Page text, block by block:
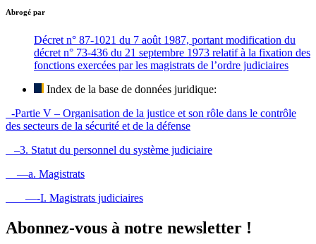
Abrogé par
Décret n° 87-1021 du 7 août 1987, portant modification du
décret n° 73-436 du 21 septembre 1973 relatif à la fixation des
fonctions exercées par les magistrats de l’ordre judiciaires
Index de la base de données juridique:
-Partie V – Organisation de la justice et son rôle dans le contrôle
des secteurs de la sécurité et de la défense
–3. Statut du personnel du système judiciaire
—a. Magistrats
—-I. Magistrats judiciaires
Abonnez-vous à notre newsletter !